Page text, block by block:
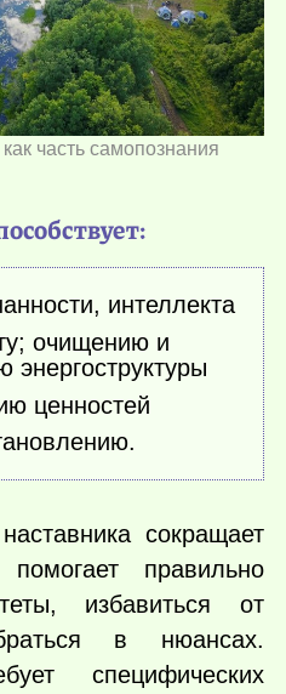
часть самопознания
интеллекта
очищению и
энергоструктуры
ценностей
сокращает
правильно
избавиться от
в нюансах.
специфических